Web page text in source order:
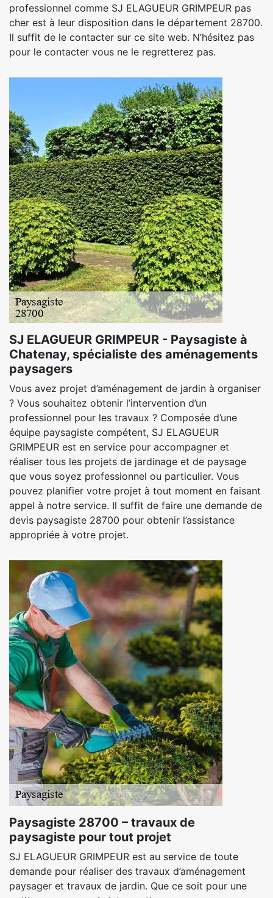
professionnel comme SJ ELAGUEUR GRIMPEUR pas
cher est à leur disposition dans le département 28700.
Il suffit de le contacter sur ce site web. N’hésitez pas
pour le contacter vous ne le regretterez pas.
SJ ELAGUEUR GRIMPEUR - Paysagiste à
Chatenay, spécialiste des aménagements
paysagers
Vous avez projet d’aménagement de jardin à organiser
? Vous souhaitez obtenir l’intervention d’un
professionnel pour les travaux ? Composée d’une
équipe paysagiste compétent, SJ ELAGUEUR
GRIMPEUR est en service pour accompagner et
réaliser tous les projets de jardinage et de paysage
que vous soyez professionnel ou particulier. Vous
pouvez planifier votre projet à tout moment en faisant
appel à notre service. Il suffit de faire une demande de
devis paysagiste 28700 pour obtenir l’assistance
appropriée à votre projet.
Paysagiste 28700 – travaux de
paysagiste pour tout projet
SJ ELAGUEUR GRIMPEUR est au service de toute
demande pour réaliser des travaux d’aménagement
paysager et travaux de jardin. Que ce soit pour une